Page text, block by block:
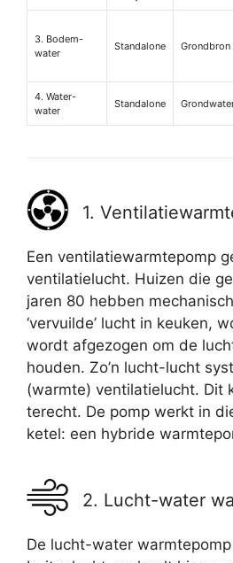
3. Bodem-
water
Standalone Grondbron
4. Water-
water
Standalone
1.
Een ventilatiewarmtepomp
ventilatielucht. Huizen die
jaren 80 hebben
‘vervuilde’ lucht in keuken,
wordt afgezogen om de
houden. Zo’n lucht-lucht
(warmte) ventilatielucht. Dit
terecht. De pomp werkt in
ketel: een hybride
2. Lucht-water
De lucht-water